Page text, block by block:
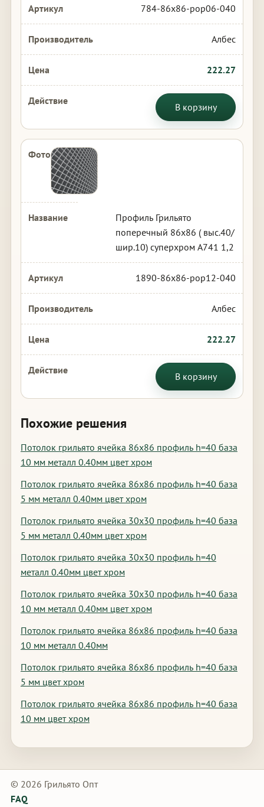
784-86x86-pop06-040
Албес
222.27
В корзину
Профиль Грильято
поперечный 86х86 ( выс.40/
шир.10) суперхром А741 1,2
1890-86x86-pop12-040
Албес
222.27
В корзину
Похожие решения
Потолок грильято ячейка 86х86 профиль h=40 база
10 мм металл 0.40мм цвет хром
Потолок грильято ячейка 86х86 профиль h=40 база
5 мм металл 0.40мм цвет хром
Потолок грильято ячейка 30х30 профиль h=40 база
5 мм металл 0.40мм цвет хром
Потолок грильято ячейка 30х30 профиль h=40
металл 0.40мм цвет хром
Потолок грильято ячейка 30х30 профиль h=40 база
10 мм металл 0.40мм цвет хром
Потолок грильято ячейка 86х86 профиль h=40 база
10 мм металл 0.40мм
Потолок грильято ячейка 86х86 профиль h=40 база
5 мм цвет хром
Потолок грильято ячейка 86х86 профиль h=40 база
10 мм цвет хром
© 2026 Грильято Опт
FAQ